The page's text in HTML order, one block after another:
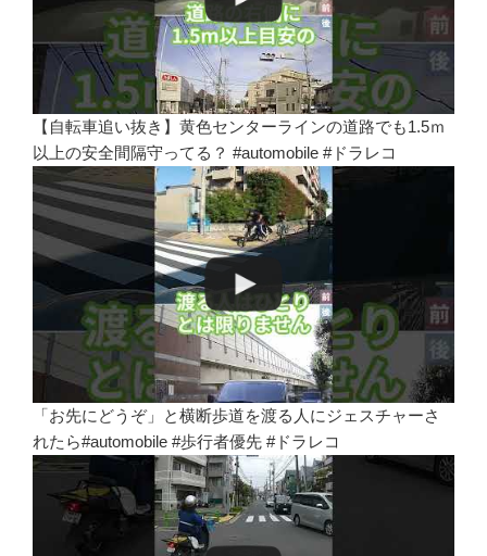
【自転車追い抜き】黄色センターラインの道路でも1.5ｍ
以上の安全間隔守ってる？ #automobile #ドラレコ
「お先にどうぞ」と横断歩道を渡る人にジェスチャーさ
れたら#automobile #歩行者優先 #ドラレコ